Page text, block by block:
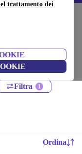
trattamento dei
sotto 900 – risparmia
12 mesi. Acquista in
Filtra
Ordina